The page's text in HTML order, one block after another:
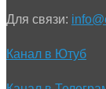
Для связи:
Канал в Ютуб